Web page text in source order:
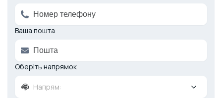
Ваша пошта
Оберіть напрямок
Напрям: